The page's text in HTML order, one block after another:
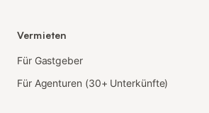
Vermieten
Für Gastgeber
Für Agenturen (30+ Unterkünfte)